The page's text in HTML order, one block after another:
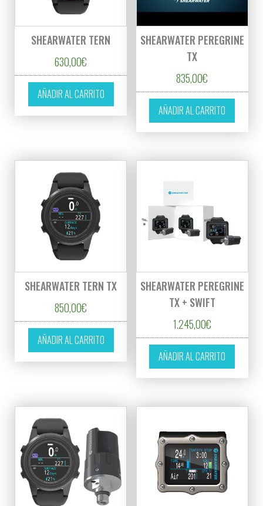
SHEARWATER TERN
630,00€
AÑADIR AL CARRITO
SHEARWATER PEREGRINE
TX
835,00€
AÑADIR AL CARRITO
SHEARWATER TERN TX
850,00€
AÑADIR AL CARRITO
SHEARWATER PEREGRINE
TX + SWIFT
1.245,00€
AÑADIR AL CARRITO